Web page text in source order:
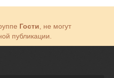
Гости , не могут
публикации.